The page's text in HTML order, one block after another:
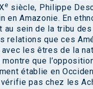
e siècle, Philippe
en Amazonie. En
au sein de la tribu
relations que ces
les êtres de la
que
établie en
pas chez les